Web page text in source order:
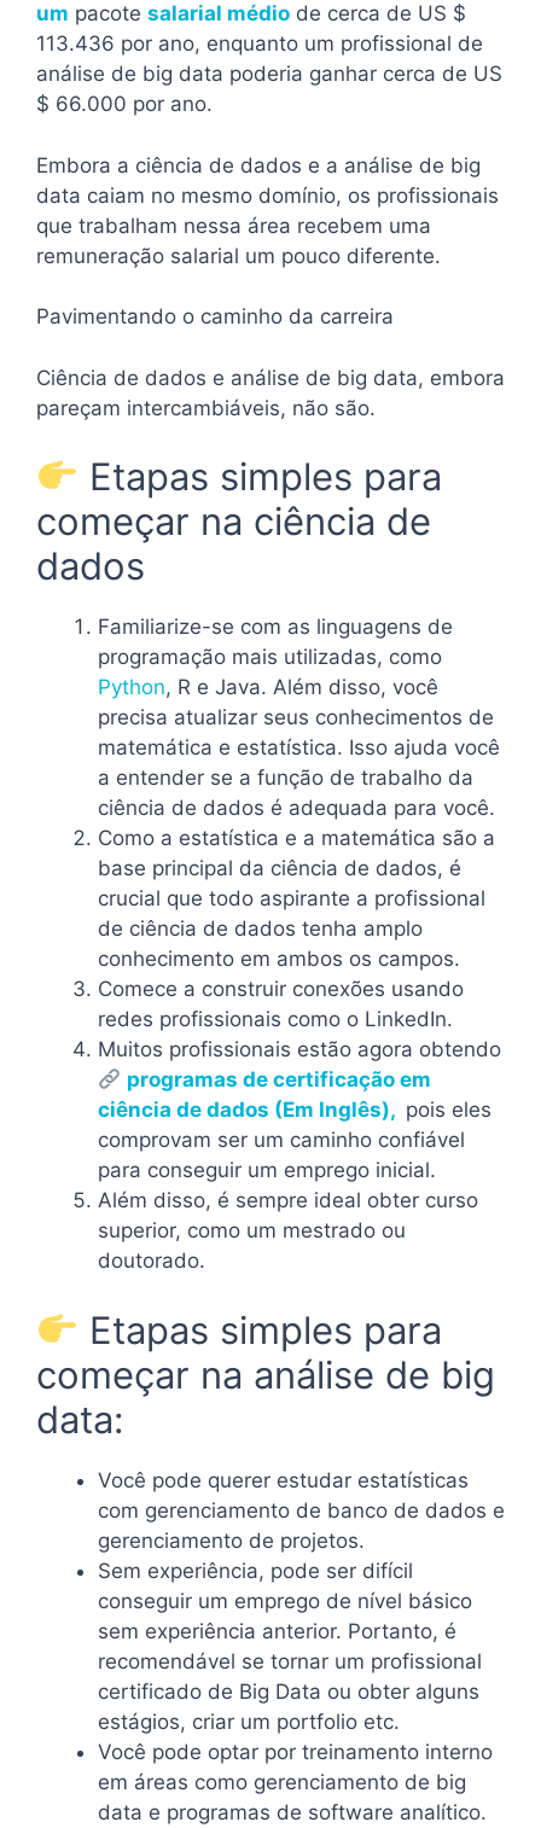
um pacote salarial médio de cerca de US $
113.436 por ano, enquanto um profissional de
análise de big data poderia ganhar cerca de US
$ 66.000 por ano.
Embora a ciência de dados e a análise de big
data caiam no mesmo domínio, os profissionais
que trabalham nessa área recebem uma
remuneração salarial um pouco diferente.
Pavimentando o caminho da carreira
Ciência de dados e análise de big data, embora
pareçam intercambiáveis, não são.
Etapas simples para
começar na ciência de
dados
Familiarize-se com as linguagens de
programação mais utilizadas, como
Python, R e Java. Além disso, você
precisa atualizar seus conhecimentos de
matemática e estatística. Isso ajuda você
a entender se a função de trabalho da
ciência de dados é adequada para você.
Como a estatística e a matemática são a
base principal da ciência de dados, é
crucial que todo aspirante a profissional
de ciência de dados tenha amplo
conhecimento em ambos os campos.
Comece a construir conexões usando
redes profissionais como o LinkedIn.
Muitos profissionais estão agora obtendo
programas de certificação em
ciência de dados (Em Inglês), pois eles
comprovam ser um caminho confiável
para conseguir um emprego inicial.
Além disso, é sempre ideal obter curso
superior, como um mestrado ou
doutorado.
Etapas simples para
começar na análise de big
data:
Você pode querer estudar estatísticas
com gerenciamento de banco de dados e
gerenciamento de projetos.
Sem experiência, pode ser difícil
conseguir um emprego de nível básico
sem experiência anterior. Portanto, é
recomendável se tornar um profissional
certificado de Big Data ou obter alguns
estágios, criar um portfolio etc.
Você pode optar por treinamento interno
em áreas como gerenciamento de big
data e programas de software analítico.